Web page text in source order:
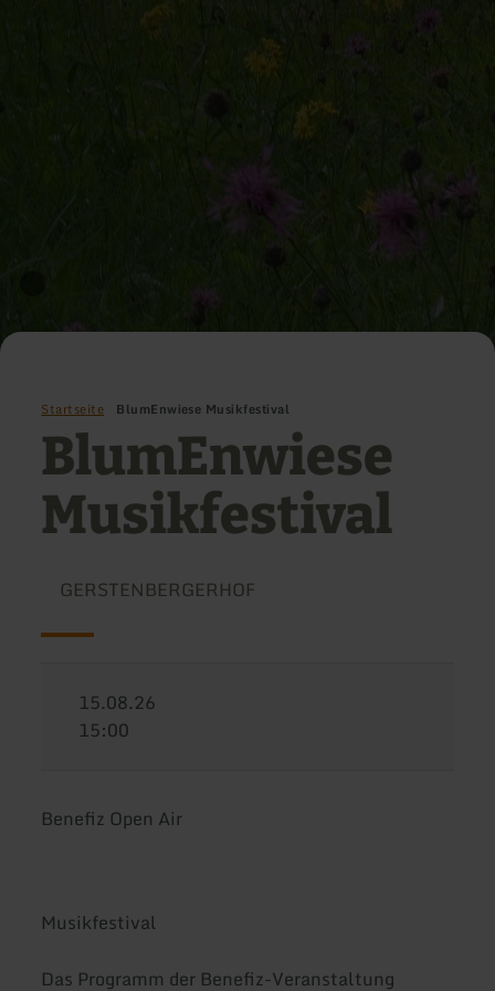
Startseite BlumEnwiese Musikfestival
BlumEnwiese
Musikfestival
GERSTENBERGERHOF
15.08.26
15:00
Benefiz Open Air
Musikfestival
Das Programm der Benefiz-Veranstaltung